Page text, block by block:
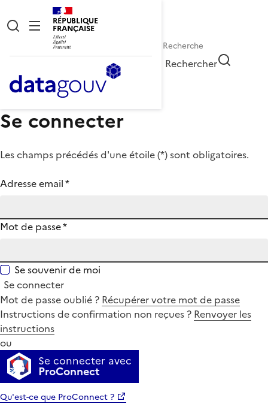
RÉPUBLIQUE
FRANÇAISE
Rechercher
Se connecter
Les champs précédés d'une étoile (*) sont obligatoires.
Adresse email*
Mot de passe*
Se souvenir de moi
Se connecter
Mot de passe oublié ? Récupérer votre mot de passe
Instructions de confirmation non reçues ? Renvoyer les
instructions
ou
Se connecter avec
ProConnect
Qu'est-ce que ProConnect ?